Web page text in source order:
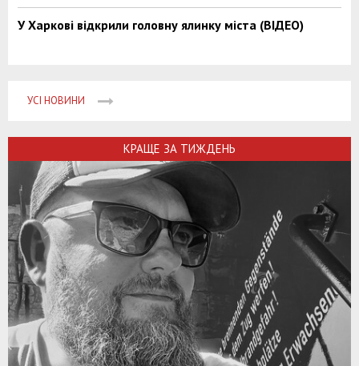
У Харкові відкрили головну ялинку міста (ВІДЕО)
УСІ НОВИНИ
КРАЩЕ ЗА ТИЖДЕНЬ